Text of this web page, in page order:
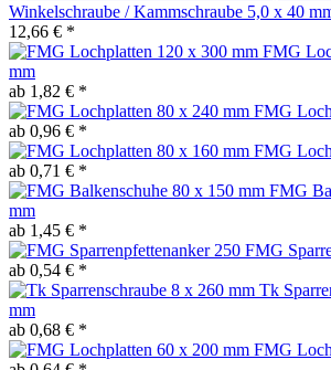
Winkelschraube / Kammschraube 5,0 x 40
12,66 € *
FMG
mm
ab 1,82 € *
FMG
ab 0,96 € *
FMG
ab 0,71 € *
FMG
mm
ab 1,45 € *
FMG
ab 0,54 € *
Tk
mm
ab 0,68 € *
FMG